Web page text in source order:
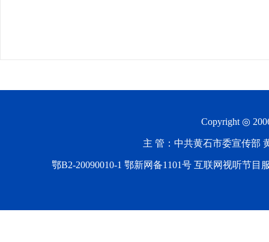
Copyright ◎
主 管：中共黄石市委宣传部
鄂B2-20090010-1 鄂新网备1101号 互联网视听节目